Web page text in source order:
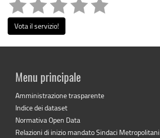
Vota il servizio!
Menu principale
Amministrazione trasparente
Indice dei dataset
Normativa Open Data
Relazioni di inizio mandato Sindaci Metropolitani